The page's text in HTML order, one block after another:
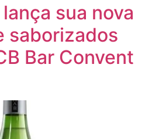
sua nova
saborizados
Bar Convent